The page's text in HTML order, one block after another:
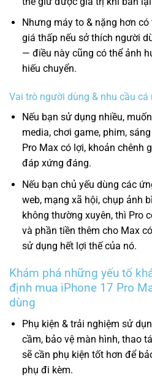
Nhưng máy to & nặng hơn
giá thấp nếu sở thích người
— điều này cũng có thể ảnh
hiếu chuyển.
Vai trò người dùng & nhu cầu cá
Nếu bạn sử dụng nhiều,
media, chơi game, phim,
Pro Max có lợi, khoản chênh
đáp xứng đáng.
Nếu bạn chủ yếu dùng các
web, mạng xã hội, chụp ảnh
không thường xuyên, thì Pro
và phần tiền thêm cho Max
sử dụng hết lợi thế của nó.
Khám phá những yếu tố
định mua iPhone 17 Pro
dùng
Phụ kiện & trải nghiệm sử
cầm, bảo vệ màn hình, thao
sẽ cần phụ kiện tốt hơn để
phụ đi kèm.